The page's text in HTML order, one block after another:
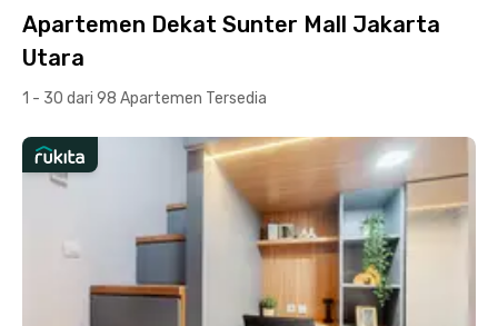
Apartemen Dekat Sunter Mall Jakarta
Utara
1 - 30 dari 98 Apartemen Tersedia